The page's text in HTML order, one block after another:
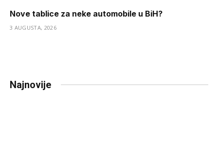
Nove tablice za neke automobile u BiH?
3 AUGUSTA, 2026
Najnovije